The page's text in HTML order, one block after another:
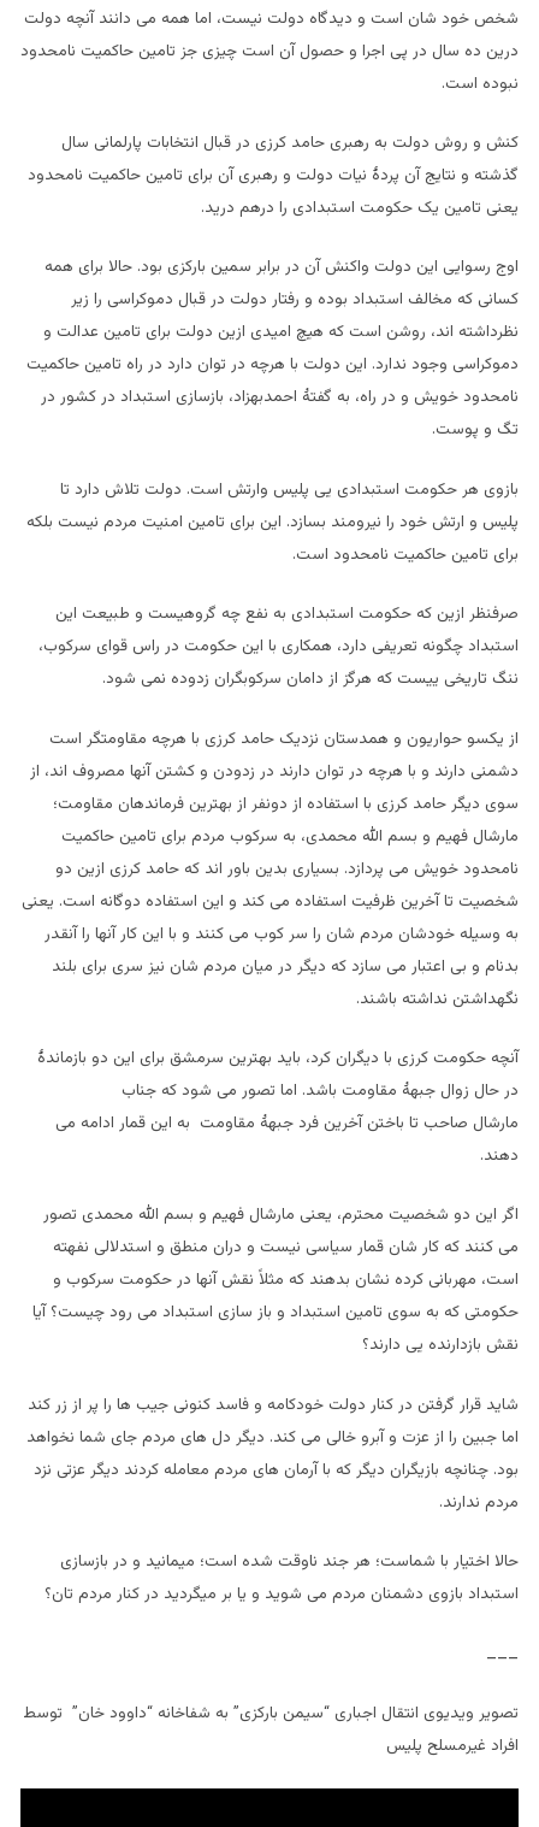
شخص خود شان است و دیدگاه دولت نیست، اما همه می دانند آنچه دولت
درین ده سال در پی اجرا و حصول آن است چیزی جز تامین حاکمیت نامحدود
نبوده است.
کنش و روش دولت به رهبری حامد کرزی در قبال انتخابات پارلمانی سال
گذشته و نتایج آن پردۀ نیات دولت و رهبری آن برای تامین حاکمیت نامحدود
یعنی تامین یک حکومت استبدادی را درهم درید.
اوج رسوایی این دولت واکنش آن در برابر سمین بارکزی بود. حالا برای همه
کسانی که مخالف استبداد بوده و رفتار دولت در قبال دموکراسی را زیر
نظرداشته اند، روشن است که هیچ امیدی ازین دولت برای تامین عدالت و
دموکراسی وجود ندارد. این دولت با هرچه در توان دارد در راه تامین حاکمیت
نامحدود خویش و در راه، به گفتۀ احمدبهزاد، بازسازی استبداد در کشور در
تگ و پوست.
بازوی هر حکومت استبدادی یی پلیس وارتش است. دولت تلاش دارد تا
پلیس و ارتش خود را نیرومند بسازد. این برای تامین امنیت مردم نیست بلکه
برای تامین حاکمیت نامحدود است.
صرفنظر ازین که حکومت استبدادی به نفع چه گروهیست و طبیعت این
استبداد چگونه تعریفی دارد، همکاری با این حکومت در راس قوای سرکوب،
ننگ تاریخی ییست که هرگز از دامان سرکوبگران زدوده نمی شود.
از یکسو حواریون و همدستان نزدیک حامد کرزی با هرچه مقاومتگر است
دشمنی دارند و با هرچه در توان دارند در زدودن و کشتن آنها مصروف اند، از
سوی دیگر حامد کرزی با استفاده از دونفر از بهترین فرماندهان مقاومت؛
مارشال فهیم و بسم الله محمدی، به سرکوب مردم برای تامین حاکمیت
نامحدود خویش می پردازد. بسیاری بدین باور اند که حامد کرزی ازین دو
شخصیت تا آخرین ظرفیت استفاده می کند و این استفاده دوگانه است. یعنی
به وسیله خودشان مردم شان را سر کوب می کنند و با این کار آنها را آنقدر
بدنام و بی اعتبار می سازد که دیگر در میان مردم شان نیز سری برای بلند
نگهداشتن نداشته باشند.
آنچه حکومت کرزی با دیگران کرد، باید بهترین سرمشق برای این دو بازماندۀ
در حال زوال جبهۀ مقاومت باشد. اما تصور می شود که جناب
مارشال صاحب تا باختن آخرین فرد جبهۀ مقاومت به این قمار ادامه می
دهند.
اگر این دو شخصیت محترم، یعنی مارشال فهیم و بسم الله محمدی تصور
می کنند که کار شان قمار سیاسی نیست و دران منطق و استدلالی نفهته
است، مهربانی کرده نشان بدهند که مثلاً نقش آنها در حکومت سرکوب و
حکومتی که به سوی تامین استبداد و باز سازی استبداد می رود چیست؟ آیا
نقش بازدارنده یی دارند؟
شاید قرار گرفتن در کنار دولت خودکامه و فاسد کنونی جیب ها را پر از زر کند
اما جبین را از عزت و آبرو خالی می کند. دیگر دل های مردم جای شما نخواهد
بود. چنانچه بازیگران دیگر که با آرمان های مردم معامله کردند دیگر عزتی نزد
مردم ندارند.
حالا اختیار با شماست؛ هر جند ناوقت شده است؛ میمانید و در بازسازی
استبداد بازوی دشمنان مردم می شوید و یا بر میگردید در کنار مردم تان؟
___
تصویر ویدیوی انتقال اجباری “سیمن بارکزی” به شفاخانه “داوود خان” توسط
افراد غیرمسلح پلیس